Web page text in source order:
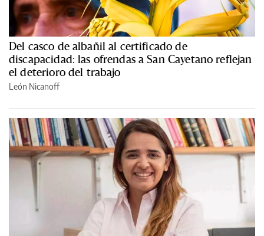
Del casco de albañil al certificado de
discapacidad: las ofrendas a San Cayetano reflejan
el deterioro del trabajo
León Nicanoff